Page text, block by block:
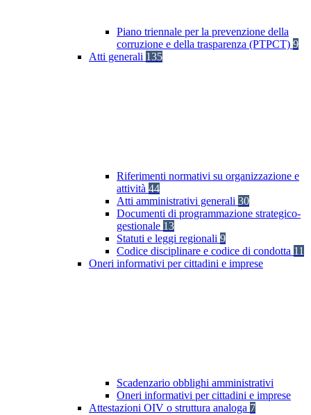
Piano triennale per la prevenzione della
corruzione e della trasparenza (PTPCT) 9
Atti generali 135
Riferimenti normativi su organizzazione e
attività 44
Atti amministrativi generali 30
Documenti di programmazione strategico-
gestionale 13
Statuti e leggi regionali 9
Codice disciplinare e codice di condotta 11
Oneri informativi per cittadini e imprese
Scadenzario obblighi amministrativi
Oneri informativi per cittadini e imprese
Attestazioni OIV o struttura analoga 7